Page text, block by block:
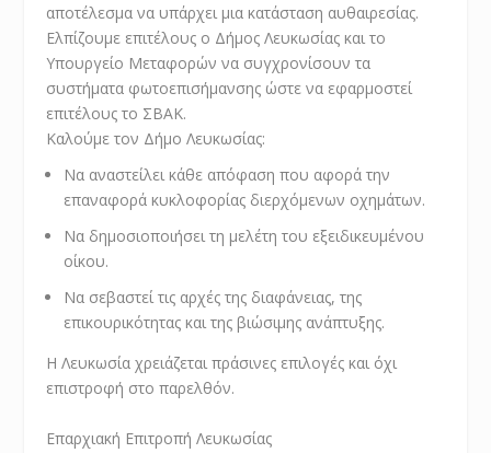
αποτέλεσμα να υπάρχει μια κατάσταση αυθαιρεσίας.
Ελπίζουμε επιτέλους ο Δήμος Λευκωσίας και το
Υπουργείο Μεταφορών να συγχρονίσουν τα
συστήματα φωτοεπισήμανσης ώστε να εφαρμοστεί
επιτέλους το ΣΒΑΚ.
Καλούμε τον Δήμο Λευκωσίας:
Να αναστείλει κάθε απόφαση που αφορά την
επαναφορά κυκλοφορίας διερχόμενων οχημάτων.
Να δημοσιοποιήσει τη μελέτη του εξειδικευμένου
οίκου.
Να σεβαστεί τις αρχές της διαφάνειας, της
επικουρικότητας και της βιώσιμης ανάπτυξης.
Η Λευκωσία χρειάζεται πράσινες επιλογές και όχι
επιστροφή στο παρελθόν.
Επαρχιακή Επιτροπή Λευκωσίας